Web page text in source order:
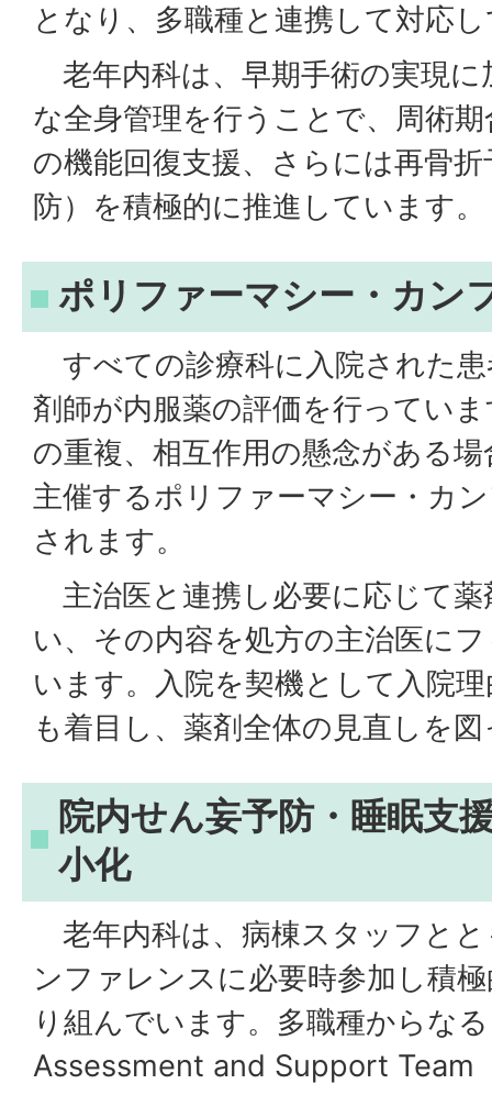
となり、多職種と連携して対応
老年内科は、早期手術の実現に
な全身管理を行うことで、周術
の機能回復支援、さらには再骨
防）を積極的に推進しています。
ポリファーマシー・カン
すべての診療科に入院された
剤師が内服薬の評価を行ってい
の重複、相互作用の懸念がある
主催するポリファーマシー・カ
されます。
主治医と連携し必要に応じて薬
い、その内容を処方の主治医に
います。入院を契機として入院
も着目し、薬剤全体の見直しを
院内せん妄予防・睡眠支
小化
老年内科は、病棟スタッフと
ンファレンスに必要時参加し積
り組んでいます。多職種からな
Assessment and Support Team